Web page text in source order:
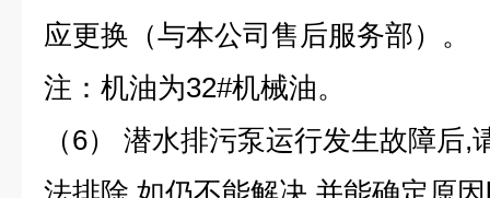
应更换（与本公司售后服务部）。
注：机油为32#机械油。
（6） 潜水排污泵运行发生故障后